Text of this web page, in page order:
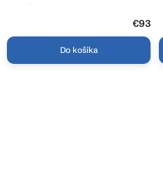
matná, REA-U3516
€93
Do košíka